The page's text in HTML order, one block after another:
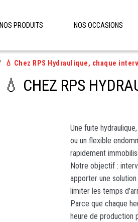
NOS PRODUITS NOS OCCASIONS
💧 Chez RPS Hydraulique, chaque
💧 CHEZ RPS
Une fuite
ou un flexible
rapidement
Notre objectif :
apporter une
limiter les temps
Parce que chaque
heure de production